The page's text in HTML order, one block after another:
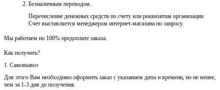
Безналичным переводом.
Перечисление денежных средств по счету или реквизитам организации.
Счет выставляется менеджером интернет-магазина по запросу.
Мы работаем по 100% предоплате заказа.
Как получить?
1. Самовывоз
Для этого Вам необходимо оформить заказ с указанием даты и времени, но не менее,
чем за 1-3 дня до получения.